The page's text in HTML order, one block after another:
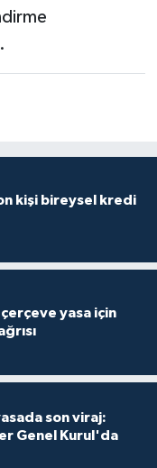
kişi bireysel kredi
çerçeve yasa için
son viraj:
Genel Kurul'da